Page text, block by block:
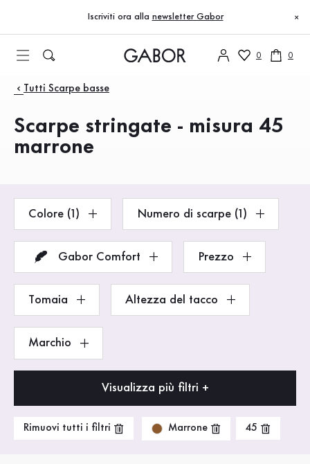
Vai al contenuto principale
Vai alla navigazione principale
Iscriviti ora alla newsletter Gabor ×
0 0
Prodotti
Tutti Scarpe basse
Scarpe stringate - misura 45
marrone
Colore (1) Numero di scarpe (1)
Gabor Comfort Prezzo
Tomaia Altezza del tacco
Marchio
Visualizza più filtri +
Rimuovi tutti i filtri Marrone 45